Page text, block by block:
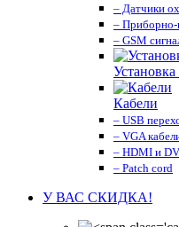
– Датчики
– Приборно-
– GSM
Кабели
– USB
– VGA
– HDMI и
– Patch cord
У ВАС СКИДКА!